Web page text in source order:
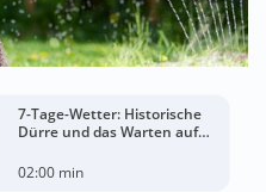
7-Tage-Wetter: Historische
Dürre und das Warten auf
02:00 min